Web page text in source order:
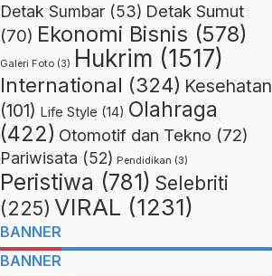
Detak Sumbar (53) Detak Sumut
(70) Ekonomi Bisnis (578)
Galeri Foto (3) Hukrim (1517)
International (324) Kesehatan
(101) Life Style (14) Olahraga
(422) Otomotif dan Tekno (72)
Pariwisata (52) Pendidikan (3)
Peristiwa (781) Selebriti
(225) VIRAL (1231)
BANNER
BANNER